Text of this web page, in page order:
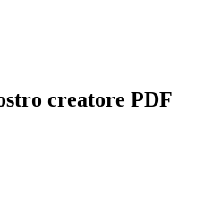
creatore PDF